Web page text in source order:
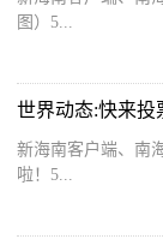
图）5...
新海南客户端、南
啦！5...